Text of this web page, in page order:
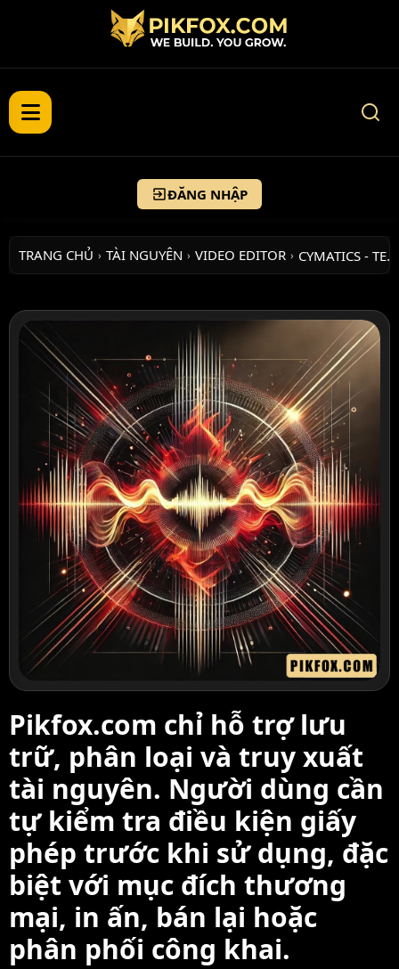
ĐĂNG NHẬP
TRANG CHỦ › TÀI NGUYÊN › VIDEO EDITOR › CYMATICS - TE…
Pikfox.com chỉ hỗ trợ lưu
trữ, phân loại và truy xuất
tài nguyên. Người dùng cần
tự kiểm tra điều kiện giấy
phép trước khi sử dụng, đặc
biệt với mục đích thương
mại, in ấn, bán lại hoặc
phân phối công khai.